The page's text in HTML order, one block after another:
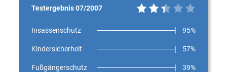
Testergebnis 07/2007
Insassenschutz 95%
Kindersicherheit 57%
Fußgängerschutz 39%